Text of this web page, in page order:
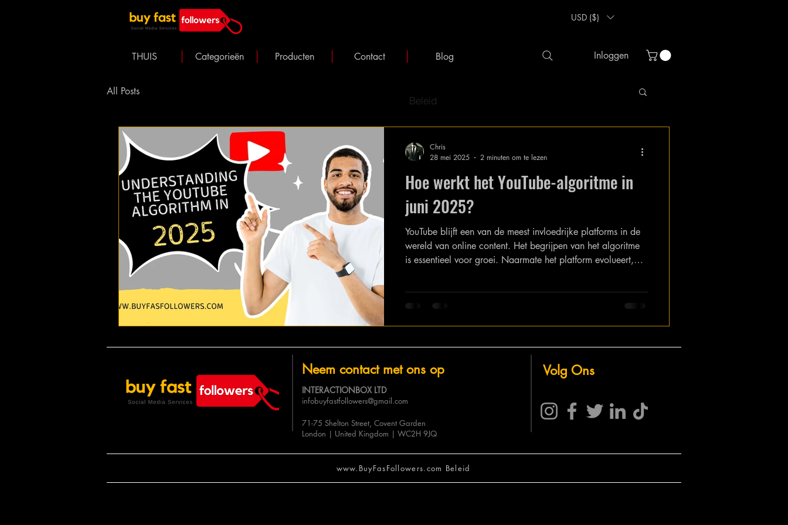
THUIS Categorieën Producten Contact Blog
USD ($)
Inloggen
All Posts
Hoe werkt het YouTube-algoritme in
juni 2025?
YouTube blijft een van de meest invloedrijke platforms in de
wereld van online content. Het begrijpen van het algoritme
is essentieel voor groei. Naarmate het platform evolueert,
2025 uit en hoe je je content daarop kunt optimaliseren.
Chris
28 mei 2025
2 minuten om te lezen
Beleid
infobuyfastfollowers@gmail.com
71-75 Shelton Street, Covent Garden
London | United Kingdom | WC2H 9JQ
Volg Ons
Neem contact met ons op
INTERACTIONBOX LTD
www.BuyFasFollowers.com Beleid